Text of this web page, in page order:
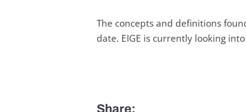
The concepts and definitions
date. EIGE is currently looking
Share: